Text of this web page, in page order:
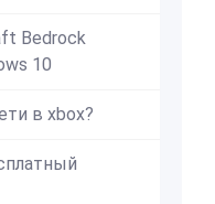
Bedrock
10
в xbox?